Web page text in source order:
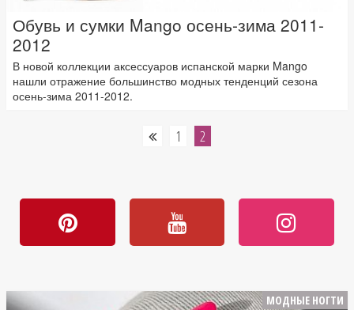
Обувь и сумки Mango осень-зима 2011-
2012
В новой коллекции аксессуаров испанской марки Mango
нашли отражение большинство модных тенденций сезона
осень-зима 2011-2012.
1 2
МОДНЫЕ НОГТИ